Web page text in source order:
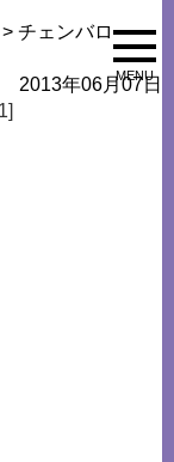
MENU
> チェンバロ
2013年06月07日